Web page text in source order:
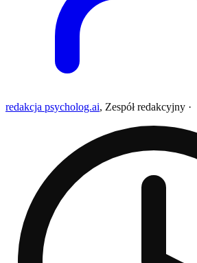
redakcja psycholog.ai, Zespół redakcyjny ·